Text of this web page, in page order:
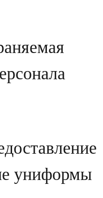
униформы